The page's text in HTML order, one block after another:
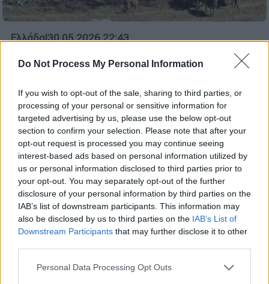
Do Not Process My Personal Information
If you wish to opt-out of the sale, sharing to third parties, or
processing of your personal or sensitive information for
targeted advertising by us, please use the below opt-out
section to confirm your selection. Please note that after your
opt-out request is processed you may continue seeing
interest-based ads based on personal information utilized by
us or personal information disclosed to third parties prior to
your opt-out. You may separately opt-out of the further
disclosure of your personal information by third parties on the
IAB’s list of downstream participants. This information may
also be disclosed by us to third parties on the IAB’s List of
Downstream Participants that may further disclose it to other
Please note that this website/app uses one or more Google
Personal Data Processing Opt Outs
Ελλάδα|30.05.2026 22:43
Επιχείρηση «Θερισμός»: Πώς δρούσαν
τα κυκλώματα του ΟΠΕΚΕΠΕ
Από την έρευνα προέκυψε ότι δήλωναν
ακόμη και εκτάσεις δημοσίου